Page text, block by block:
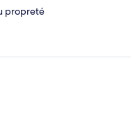
propreté